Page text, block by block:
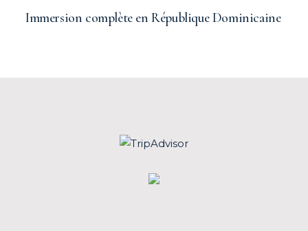
Immersion complète en République Dominicaine